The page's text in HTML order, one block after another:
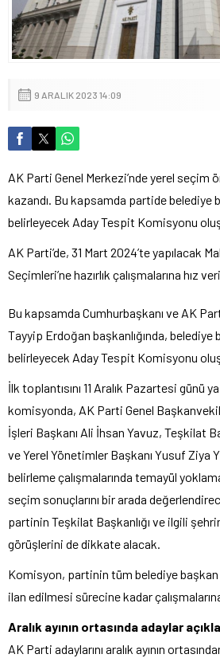
9 ARALIK 2023 14:09
AK Parti Genel Merkezi’nde yerel seçim
kazandı. Bu kapsamda partide belediye
belirleyecek Aday Tespit Komisyonu
AK Parti’de, 31 Mart 2024’te yapılacak
Seçimleri’ne hazırlık çalışmalarına hız
Bu kapsamda Cumhurbaşkanı ve AK
Tayyip Erdoğan başkanlığında, belediye
belirleyecek Aday Tespit Komisyonu
İlk toplantısını 11 Aralık Pazartesi günü
komisyonda, AK Parti Genel
İşleri Başkanı Ali İhsan Yavuz, Teşkilat
ve Yerel Yönetimler Başkanı Yusuf Ziya
belirleme çalışmalarında temayül
seçim sonuçlarını bir arada
partinin Teşkilat Başkanlığı ve ilgili
görüşlerini de dikkate alacak.
Komisyon, partinin tüm belediye başkan
ilan edilmesi sürecine kadar
Aralık ayının ortasında adaylar
AK Parti adaylarını aralık ayının